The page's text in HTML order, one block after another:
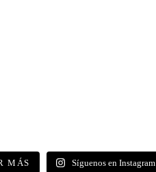
MÁS Síguenos en Instagram